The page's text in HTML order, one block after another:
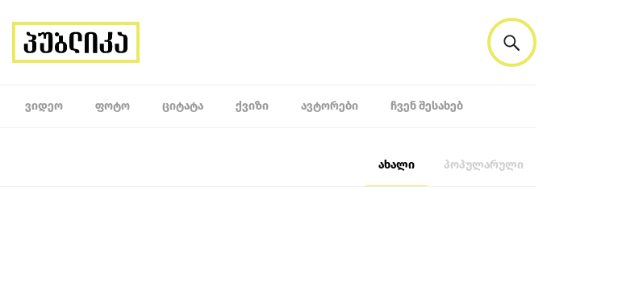
ᲕᲘᲓᲔᲝ ᲤᲝᲢᲝ ᲪᲘᲢᲐᲢᲐ ᲥᲕᲘᲖᲘ ᲐᲕᲢᲝᲠᲔᲑᲘ ᲩᲕᲔᲜ ᲨᲔᲡᲐᲮᲔᲑ
ახალი პოპულარული